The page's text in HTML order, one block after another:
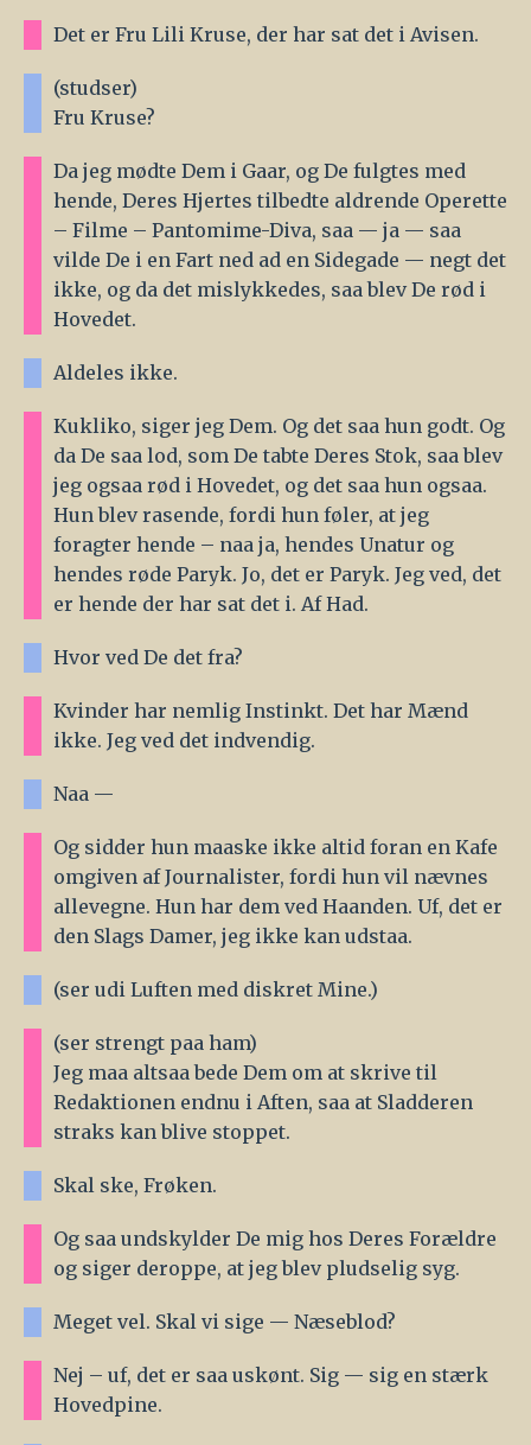
Det er Fru Lili Kruse, der har sat det i Avisen.
(studser)
Fru Kruse?
Da jeg mødte Dem i Gaar, og De fulgtes med
hende, Deres Hjertes tilbedte aldrende Operette
– Filme – Pantomime-Diva, saa — ja — saa
vilde De i en Fart ned ad en Sidegade — negt det
ikke, og da det mislykkedes, saa blev De rød i
Hovedet.
Aldeles ikke.
Kukliko, siger jeg Dem. Og det saa hun godt. Og
da De saa lod, som De tabte Deres Stok, saa blev
jeg ogsaa rød i Hovedet, og det saa hun ogsaa.
Hun blev rasende, fordi hun føler, at jeg
foragter hende – naa ja, hendes Unatur og
hendes røde Paryk. Jo, det er Paryk. Jeg ved, det
er hende der har sat det i. Af Had.
Hvor ved De det fra?
Kvinder har nemlig Instinkt. Det har Mænd
ikke. Jeg ved det indvendig.
Naa —
Og sidder hun maaske ikke altid foran en Kafe
omgiven af Journalister, fordi hun vil nævnes
allevegne. Hun har dem ved Haanden. Uf, det er
den Slags Damer, jeg ikke kan udstaa.
(ser udi Luften med diskret Mine.)
(ser strengt paa ham)
Jeg maa altsaa bede Dem om at skrive til
Redaktionen endnu i Aften, saa at Sladderen
straks kan blive stoppet.
Skal ske, Frøken.
Og saa undskylder De mig hos Deres Forældre
og siger deroppe, at jeg blev pludselig syg.
Meget vel. Skal vi sige — Næseblod?
Nej – uf, det er saa uskønt. Sig — sig en stærk
Hovedpine.